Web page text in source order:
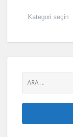
Lütfen